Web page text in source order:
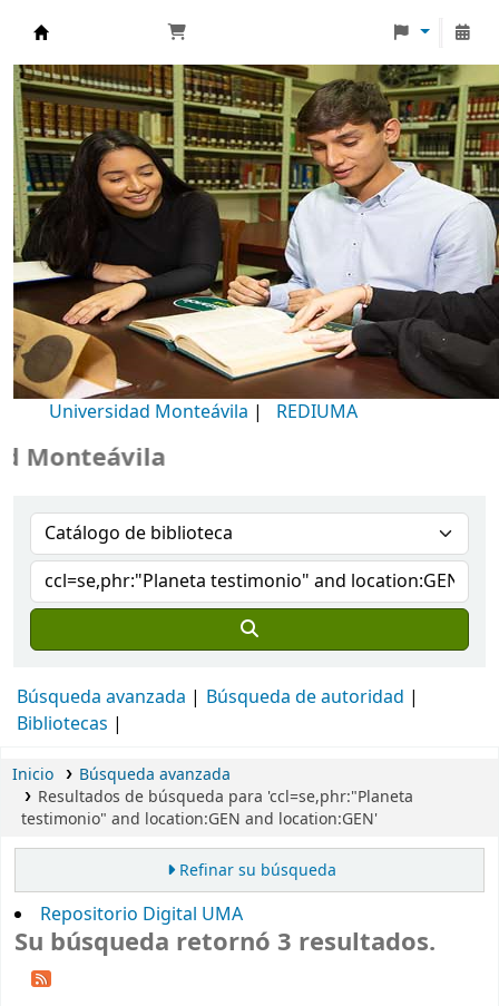
Biblioteca Universidad Monteávila
Universidad Monteávila | REDIUMA
Búsqueda avanzada
Búsqueda de autoridad
Bibliotecas
Inicio
Búsqueda avanzada
Resultados de búsqueda para 'ccl=se,phr:"Planeta
testimonio" and location:GEN and location:GEN'
Refinar su búsqueda
Repositorio Digital UMA
Su búsqueda retornó 3 resultados.